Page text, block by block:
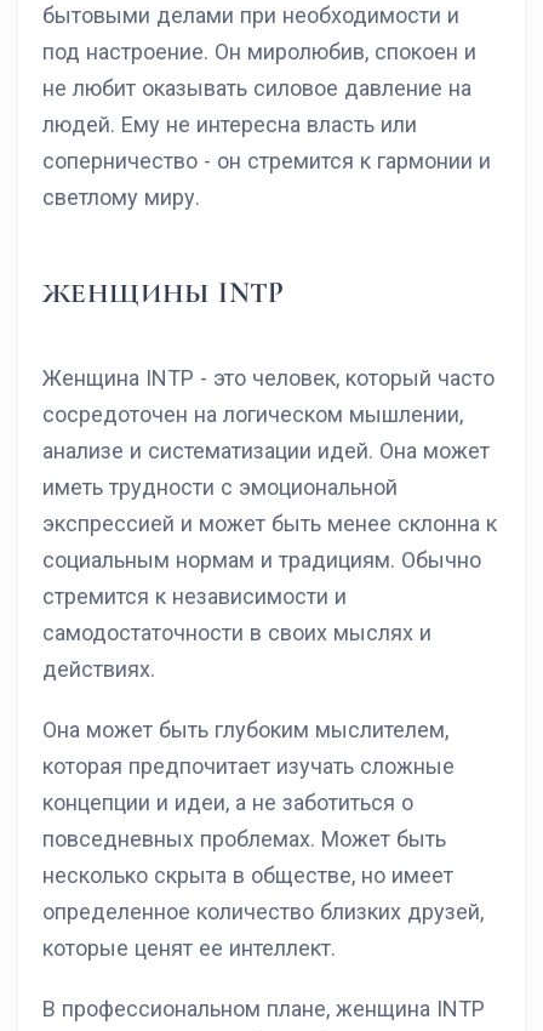
бытовыми делами при необходимости и
под настроение. Он миролюбив, спокоен и
не любит оказывать силовое давление на
людей. Ему не интересна власть или
соперничество - он стремится к гармонии и
светлому миру.
ЖЕНЩИНЫ INTP
Женщина INTP - это человек, который часто
сосредоточен на логическом мышлении,
анализе и систематизации идей. Она может
иметь трудности с эмоциональной
экспрессией и может быть менее склонна к
социальным нормам и традициям. Обычно
стремится к независимости и
самодостаточности в своих мыслях и
действиях.
Она может быть глубоким мыслителем,
которая предпочитает изучать сложные
концепции и идеи, а не заботиться о
повседневных проблемах. Может быть
несколько скрыта в обществе, но имеет
определенное количество близких друзей,
которые ценят ее интеллект.
В профессиональном плане, женщина INTP